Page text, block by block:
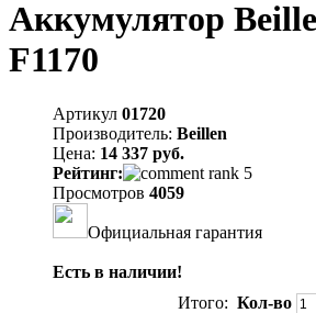
Аккумулятор
F1170
Артикул 01720
Производитель: Beillen
Цена: 14 337 руб.
Рейтинг:
Просмотров 4059
Официальная гарантия
Есть в наличии!
Итого: Кол-во